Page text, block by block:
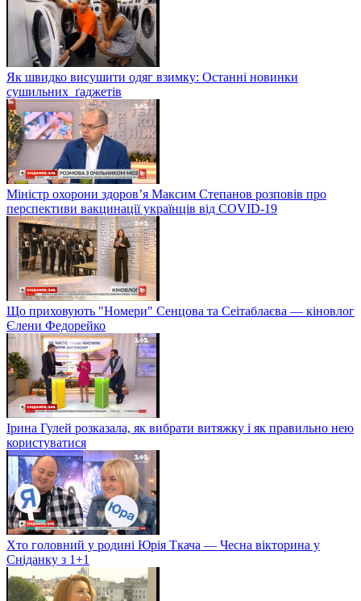
Як швидко висушити одяг взимку: Останні новинки
сушильних ґаджетів
Міністр охорони здоров’я Максим Степанов розповів про
перспективи вакцинації українців від COVID-19
Що приховують "Номери" Сенцова та Сеітаблаєва — кіновлог
Єлени Федорейко
Ірина Гулей розказала, як вибрати витяжку і як правильно нею
користуватися
Хто головний у родині Юрія Ткача — Чесна вікторина у
Сніданку з 1+1